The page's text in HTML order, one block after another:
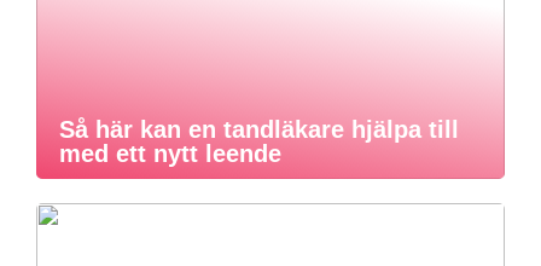
Så här kan en tandläkare hjälpa till
med ett nytt leende